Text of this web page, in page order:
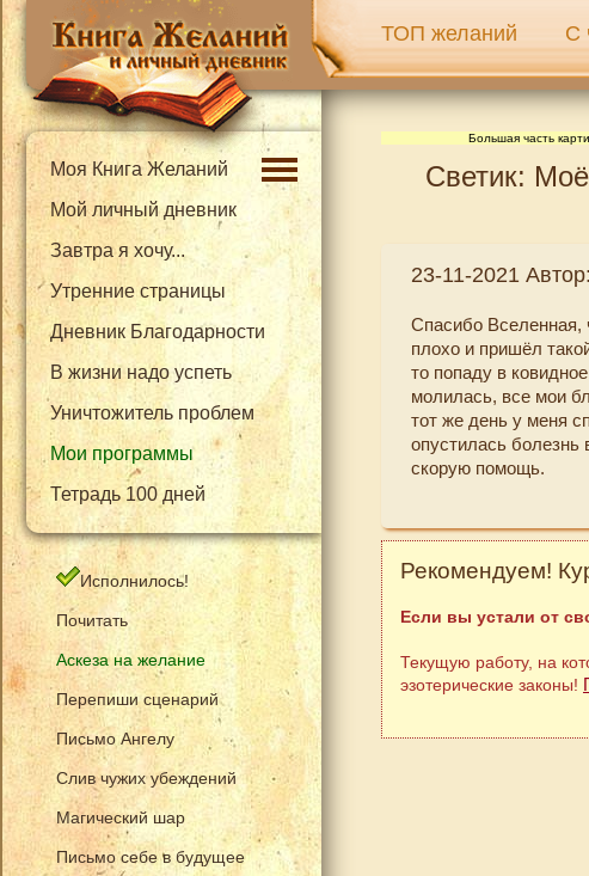
ТОП желаний С
Моя Книга Желаний
Мой личный дневник
Завтра я хочу...
Утренние страницы
Дневник Благодарности
В жизни надо успеть
Уничтожитель проблем
Мои программы
Тетрадь 100 дней
Исполнилось!
Почитать
Аскеза на желание
Перепиши сценарий
Письмо Ангелу
Слив чужих убеждений
Магический шар
Письмо себе в будущее
Большая часть
Светик:
23-11-2021
Спасибо Вселенная,
плохо и пришёл
то попаду в
молилась, все мои
тот же день у меня
опустилась
скорую помощь.
Рекомендуем!
Если вы устали от
Текущую работу, на
эзотерические законы!